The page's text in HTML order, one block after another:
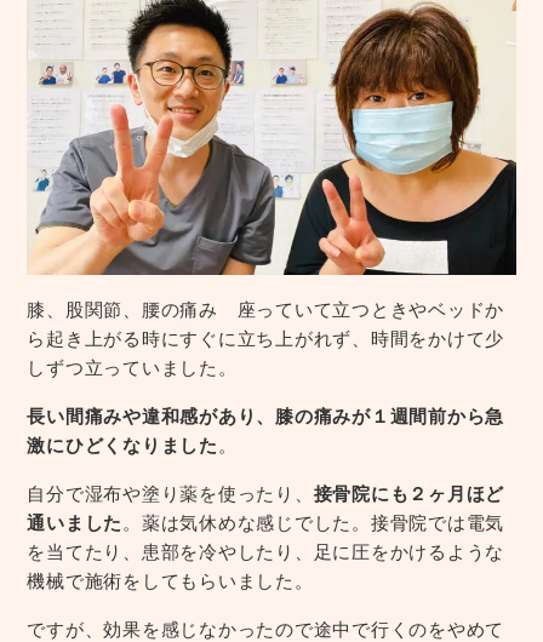
膝、股関節、腰の痛み 座っていて立つときやベッドか
ら起き上がる時にすぐに立ち上がれず、時間をかけて少
しずつ立っていました。
長い間痛みや違和感があり、膝の痛みが１週間前から急
激にひどくなりました。
自分で湿布や塗り薬を使ったり、 接骨院にも２ヶ月ほど
通いました。薬は気休めな感じでした。接骨院では電気
を当てたり、患部を冷やしたり、足に圧をかけるような
機械で施術をしてもらいました。
ですが、効果を感じなかったので途中で行くのをやめて